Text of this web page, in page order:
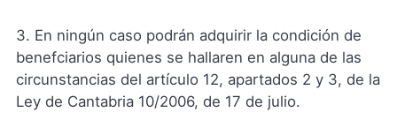
3. En ningún caso podrán adquirir la condición de
benefciarios quienes se hallaren en alguna de las
circunstancias del artículo 12, apartados 2 y 3, de la
Ley de Cantabria 10/2006, de 17 de julio.